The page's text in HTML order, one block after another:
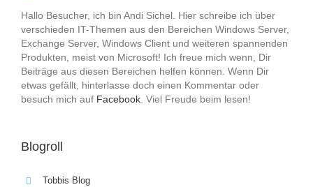
Hallo Besucher, ich bin Andi Sichel. Hier schreibe ich über
verschieden IT-Themen aus den Bereichen Windows Server,
Exchange Server, Windows Client und weiteren spannenden
Produkten, meist von Microsoft! Ich freue mich wenn, Dir
Beiträge aus diesen Bereichen helfen können. Wenn Dir
etwas gefällt, hinterlasse doch einen Kommentar oder
besuch mich auf Facebook. Viel Freude beim lesen!
Blogroll
Tobbis Blog